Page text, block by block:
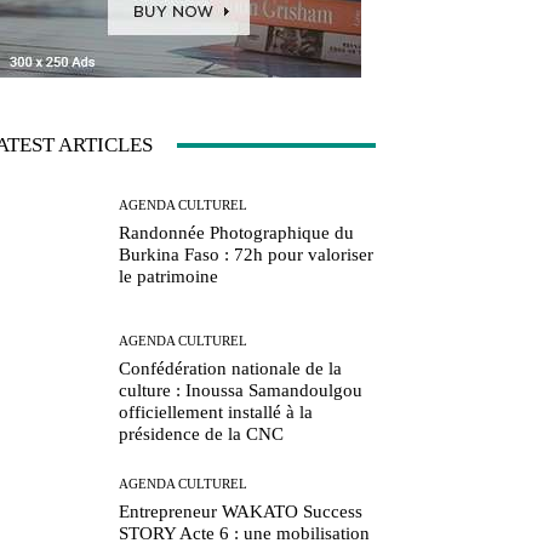
ARTICLES
AGENDA CULTUREL
Randonnée Photographique du
Burkina Faso : 72h pour valoriser
le patrimoine
AGENDA CULTUREL
Confédération nationale de la
culture : Inoussa Samandoulgou
officiellement installé à la
présidence de la CNC
AGENDA CULTUREL
Entrepreneur WAKATO Success
STORY Acte 6 : une mobilisation